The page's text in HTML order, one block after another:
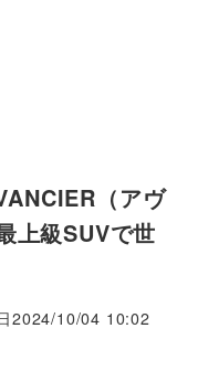
（アヴ
上級SUVで世
2024/10/04 10:02